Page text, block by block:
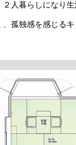
２人暮らしになり
、孤独感を感じるキ